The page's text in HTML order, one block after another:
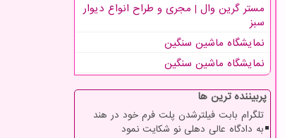
مستر گرین وال | مجری و طراح انواع دیوار
سبز
نمایشگاه ماشین سنگین
نمایشگاه ماشین سنگین
پربیننده ترین ها
تلگرام بابت فیلترشدن پلت فرم خود در هند
به دادگاه عالی دهلی نو شکایت نمود